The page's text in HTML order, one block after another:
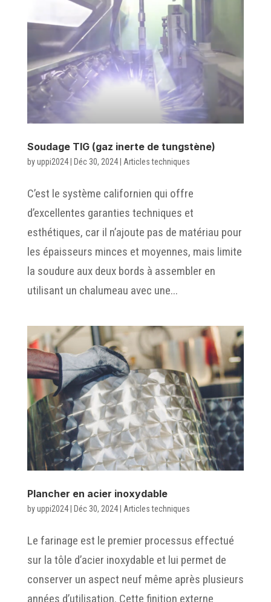
Soudage TIG (gaz inerte de tungstène)
byuppi2024| Déc 30, 2024| Articles techniques
C’est le système californien qui offre
d’excellentes garanties techniques et
esthétiques, car il n’ajoute pas de matériau pour
les épaisseurs minces et moyennes, mais limite
la soudure aux deux bords à assembler en
utilisant un chalumeau avec une...
Plancher en acier inoxydable
byuppi2024| Déc 30, 2024| Articles techniques
Le farinage est le premier processus effectué
sur la tôle d’acier inoxydable et lui permet de
conserver un aspect neuf même après plusieurs
années d’utilisation. Cette finition externe